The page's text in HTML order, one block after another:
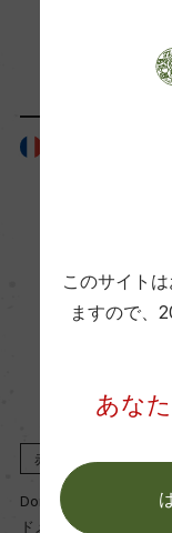
(2023)「デキ
Wine Advocate 獲
醗酵・熟成
醗酵：ステンレ
赤 2023
Domaines Paul Mas
ドメーヌ・ポール・マス
このサイト
ますので、
あな